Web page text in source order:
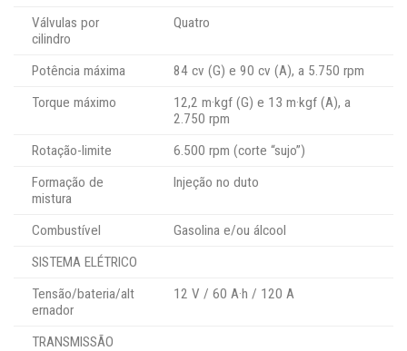
Válvulas por
cilindro
Quatro
Potência máxima
84 cv (G) e 90 cv (A), a 5.750 rpm
Torque máximo
12,2 m·kgf (G) e 13 m·kgf (A), a
2.750 rpm
Rotação-limite
6.500 rpm (corte “sujo”)
Formação de
mistura
Injeção no duto
Combustível
Gasolina e/ou álcool
SISTEMA ELÉTRICO
Tensão/bateria/alt
ernador
12 V / 60 A·h / 120 A
TRANSMISSÃO